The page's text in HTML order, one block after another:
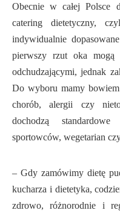
Obecnie w całej Polsce
catering dietetyczny,
indywidualnie
pierwszy rzut oka mogą
odchudzającymi, jednak
Do wyboru mamy
chorób, alergii czy
dochodzą
sportowców, wegetarian
– Gdy zamówimy dietę
kucharza i dietetyka,
zdrowo, różnorodnie i